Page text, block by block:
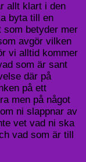
allt klart i den
byta till en
som betyder mer
avgör vilken
vi alltid kommer
som är sant
där på
på ett
men på något
ni slappnar av
vet vad ni ska
vad som är till